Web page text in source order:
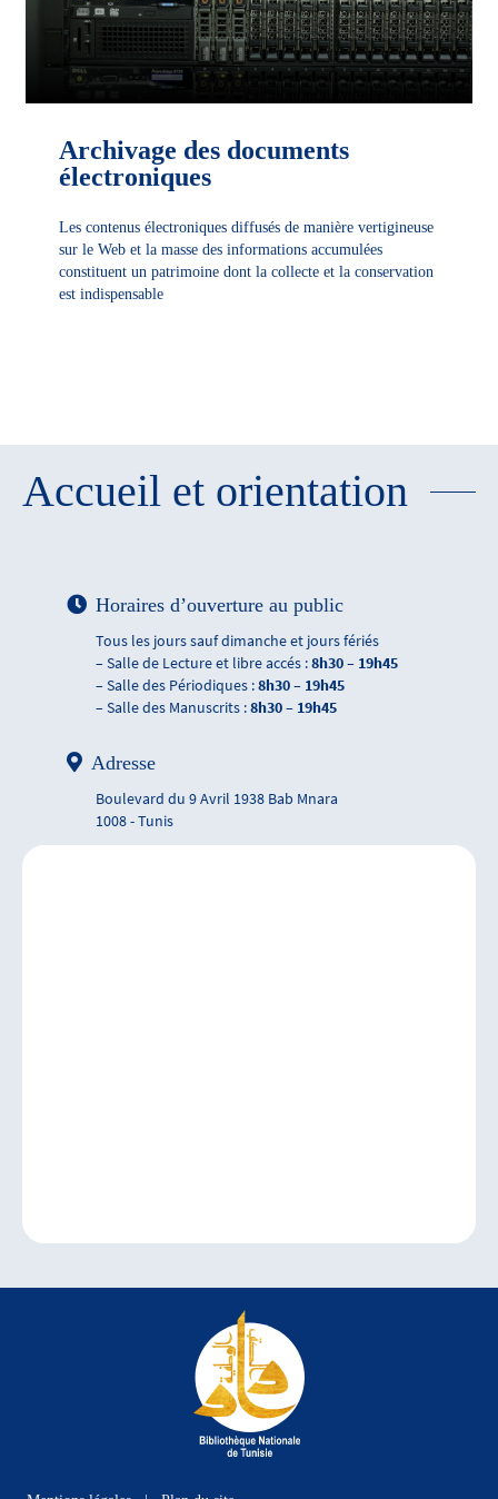
Archivage des documents
électroniques
Les contenus électroniques diffusés de manière vertigineuse
sur le Web et la masse des informations accumulées
constituent un patrimoine dont la collecte et la conservation
est indispensable
Accueil et orientation
Horaires d’ouverture au public
Tous les jours sauf dimanche et jours fériés
– Salle de Lecture et libre accés :8h30 – 19h45
– Salle des Périodiques :8h30 – 19h45
– Salle des Manuscrits :8h30 – 19h45
Adresse
Boulevard du 9 Avril 1938 Bab Mnara
1008 - Tunis